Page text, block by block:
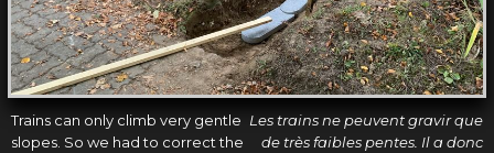
Trains can only climb very gentle
slopes. So we had to correct the
Les trains ne peuvent gravir que
de très faibles pentes. Il a donc